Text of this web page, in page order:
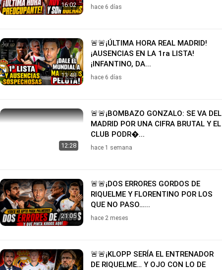
16:02 hace 6 días
13:48
🚨🚨¡ÚLTIMA HORA REAL MADRID!
¡AUSENCIAS EN LA 1ra LISTA!
¡INFANTINO, DA...
hace 6 días
12:28
🚨🚨¡BOMBAZO GONZALO: SE VA DEL
MADRID POR UNA CIFRA BRUTAL Y EL
CLUB PODR�...
hace 1 semana
21:05
🚨🚨¡DOS ERRORES GORDOS DE
RIQUELME Y FLORENTINO POR LOS
QUE NO PASO…...
hace 2 meses
🚨🚨¡KLOPP SERÍA EL ENTRENADOR
DE RIQUELME… Y OJO CON LO DE